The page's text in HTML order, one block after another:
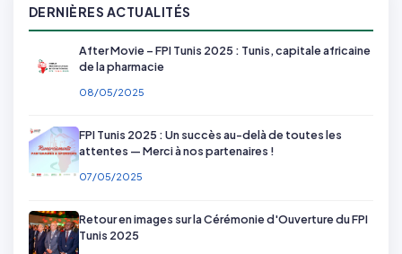
DERNIÈRES ACTUALITÉS
After Movie – FPI Tunis 2025 : Tunis, capitale africaine
de la pharmacie
08/05/2025
FPI Tunis 2025 : Un succès au-delà de toutes les
attentes — Merci à nos partenaires !
07/05/2025
Retour en images sur la Cérémonie d'Ouverture du FPI
Tunis 2025